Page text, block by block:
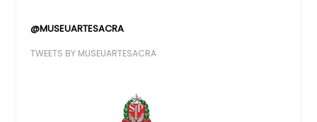
@MUSEUARTESACRA
TWEETS BY MUSEUARTESACRA